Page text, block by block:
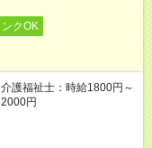
ンクOK
護福祉士：時給1800円～
円